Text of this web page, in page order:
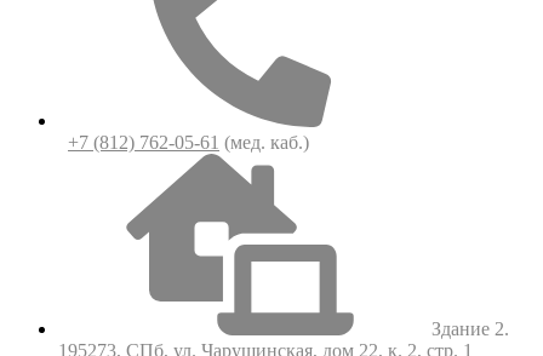
+7 (812) 762-05-61 (мед. каб.)
Здание 2.
195273, СПб, ул. Чарушинская, дом 22, к. 2, стр. 1